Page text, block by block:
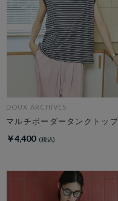
DOUX ARCHIVES
マルチボーダータンクトップ
￥4,400